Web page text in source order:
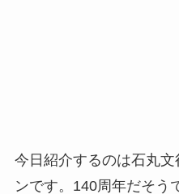
今日紹介するのは石丸
ンです。140周年だそう